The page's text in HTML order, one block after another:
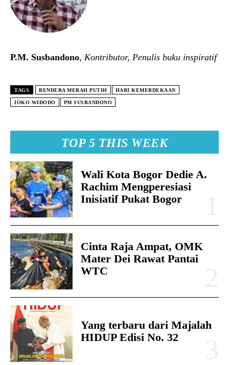
TOP 5 THIS WEEK
Wali Kota Bogor Dedie A.
Rachim Mengperesiasi
Inisiatif Pukat Bogor
Cinta Raja Ampat, OMK
Mater Dei Rawat Pantai
WTC
Yang terbaru dari Majalah
HIDUP Edisi No. 32
P.M. Susbandono, Kontributor, Penulis buku inspiratif
TAGS BENDERA MERAH PUTIH HARI KEMERDEKAAN
JOKO WIDODO PM SUSBANDONO